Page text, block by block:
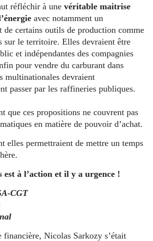
réfléchir à une véritable maitrise
avec notamment un
de certains outils de production comme
sur le territoire. Elles devraient être
et indépendantes des compagnies
pour vendre du carburant dans
multinationales devraient
passer par les raffineries publiques.
que ces propositions ne couvrent pas
en matière de pouvoir d’achat.
elles permettraient de mettre un temps
est à l’action et il y a urgence !
CGT
Nicolas Sarkozy s’était